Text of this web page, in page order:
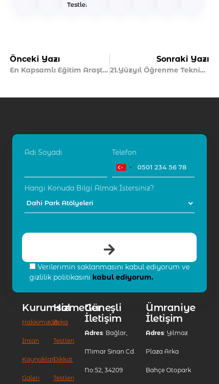
Testleri
Önceki Yazı
En Kapsamlı Eğitim Araştırması Pısa’da Ne Durumdayız?
Sonraki Yazı
21.Yüzyıl Öğrenme Tekniği Zihin Haritaları
Adı Soyadı Telefon
Hangi Konuda Bilgi Almak İstersiniz?
Verilerimin saklanmasını kabul ediyorum ve
gizlilik politikasını kabul ediyorum.
Kurumsal
Hakkımızda
İnsan
Kaynakları
Galeri
Hizmetler
Zeka
Testleri
Dikkat
Testleri
Güneşli
İletişim
Adres: Bağlar,
Mimar Sinan Cd.
No:52, 34209
Ümraniye
İletişim
Adres: Yılmaz
Plaza Arka
Bahçe Otopark